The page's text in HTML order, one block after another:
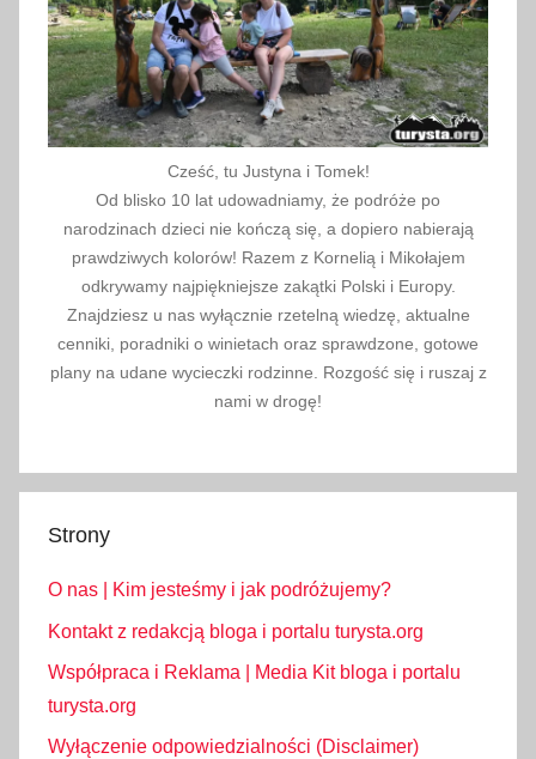
Cześć, tu Justyna i Tomek!
Od blisko 10 lat udowadniamy, że podróże po
narodzinach dzieci nie kończą się, a dopiero nabierają
prawdziwych kolorów! Razem z Kornelią i Mikołajem
odkrywamy najpiękniejsze zakątki Polski i Europy.
Znajdziesz u nas wyłącznie rzetelną wiedzę, aktualne
cenniki, poradniki o winietach oraz sprawdzone, gotowe
plany na udane wycieczki rodzinne. Rozgość się i ruszaj z
nami w drogę!
Strony
O nas | Kim jesteśmy i jak podróżujemy?
Kontakt z redakcją bloga i portalu turysta.org
Współpraca i Reklama | Media Kit bloga i portalu
turysta.org
Wyłączenie odpowiedzialności (Disclaimer)